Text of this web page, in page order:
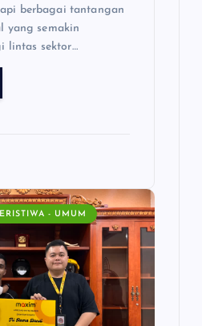
berbagai tantangan
yang semakin
lintas sektor…
- UMUM